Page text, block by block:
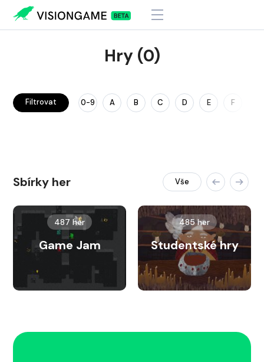
Hry (0)
Filtrovat 0-9 A B C D E F
Sbírky her Vše
487 her
Game Jam
485 her
Studentské hry